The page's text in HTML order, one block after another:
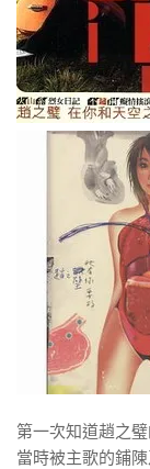
第一次知道趙之
當時被主歌的鋪